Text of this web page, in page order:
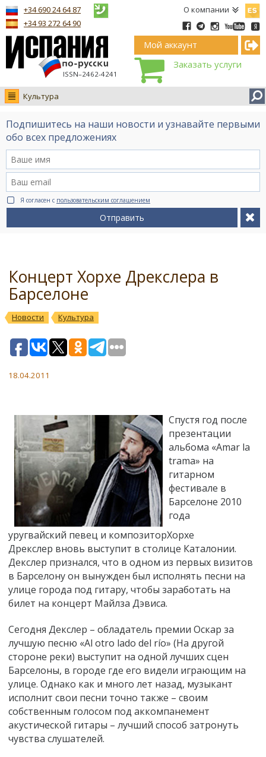
О компании
ISSN–2462-4241
+34 690 24 64 87
+34 93 272 64 90
Мой аккаунт
Заказать услуги
Культура
Новости
Интервью
Видео Ruso.TV
BCN life
Сервис на немецком
Подпишитесь на наши новости и узнавайте первыми
обо всех предложениях
Я согласен с пользовательским соглашением
Отправить
Концерт Хорхе Дрекслера в
Барселоне
Новости Культура
18.04.2011
Спустя год после
презентации
альбома «Amar la
trama» на
гитарном
фестивале в
Барселоне 2010
года
уругвайский певец и композиторХорхе
Дрекслер вновь выступит в столице Каталонии.
Декслер признался, что в одном из первых визитов
в Барселону он вынужден был исполнять песни на
улице города под гитару, чтобы заработать на
билет на концерт Майлза Дэвиса.
Сегодня Декслер – обладатель премии Оскар за
лучшую песню «Al otro lado del río» (На другой
стороне реки) выступит на одной лучших сцен
Барселоны, в городе где его видели играющим на
улице. Однако как и много лет назад, музыкант
исполнит свои песни точно также – своим
собственным голосом под аккомпанемент
акустической гитары – лучший способ затронуть
чувства слушателей.